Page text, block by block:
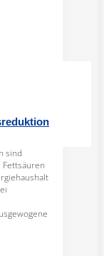
sind